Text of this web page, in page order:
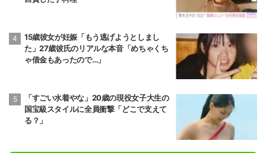
15歳彼女が妊娠「もう逃げようとしまし
た」27歳彼氏のリアルな本音「めちゃくち
ゃ借金もあったので…」
「すごい水着やな」20歳の現役女子大生の
国宝級スタイルに全員衝撃「どこで支えて
る？」